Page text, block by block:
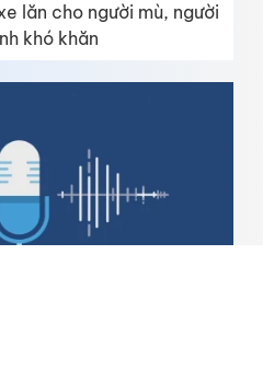
lăn cho người mù, người
khó khăn